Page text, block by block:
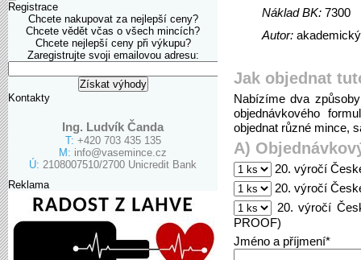
Registrace
Chcete nakupovat za nejlepší ceny?
Chcete vědět včas o všech mincích?
Chcete nejlepší ceny při výkupu?
Zaregistrujte svoji emailovou adresu:
Kontakty
Ing. Ludvík Čanda
T: +420 703 435 135
M: info@vasemince.cz
Ú: 2108007510/2700 Unicredit Bank
Reklama
Náklad BK: 7300
Autor:
Jak objednat
Nabízíme dva
objednávkového
objednat různé mince,
A)
20. výročí
20. výročí
20. výročí
PROOF)
Jméno a příjmení*